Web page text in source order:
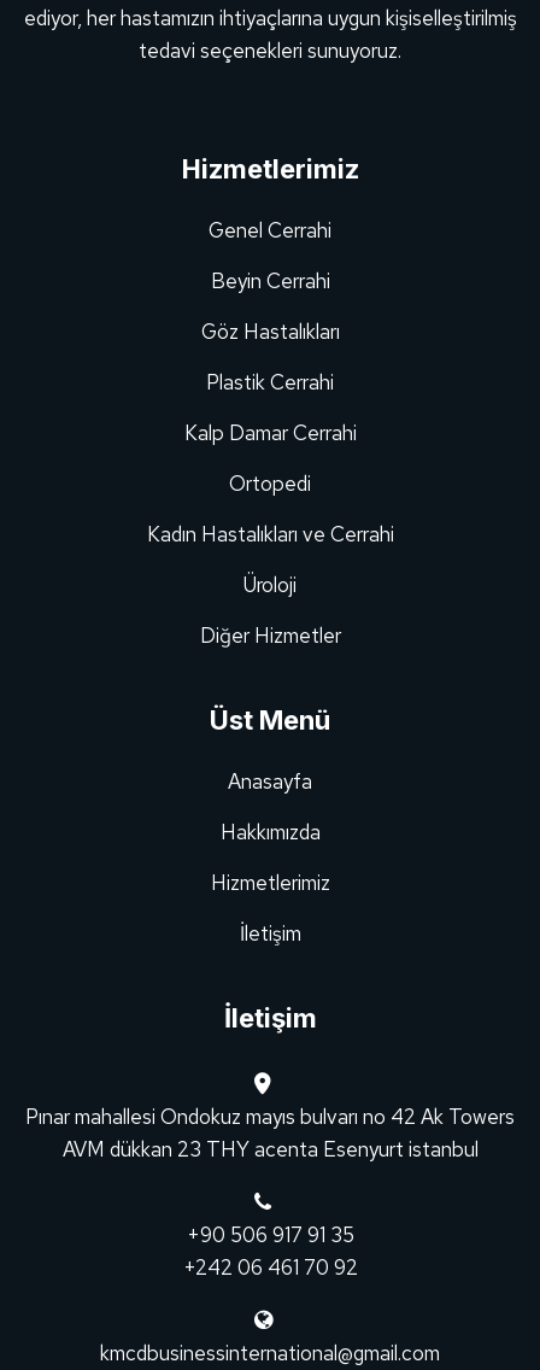
ediyor, her hastamızın ihtiyaçlarına uygun kişiselleştirilmiş
tedavi seçenekleri sunuyoruz.
Hizmetlerimiz
Genel Cerrahi
Beyin Cerrahi
Göz Hastalıkları
Plastik Cerrahi
Kalp Damar Cerrahi
Ortopedi
Kadın Hastalıkları ve Cerrahi
Üroloji
Diğer Hizmetler
Üst Menü
Anasayfa
Hakkımızda
Hizmetlerimiz
İletişim
İletişim
Pınar mahallesi Ondokuz mayıs bulvarı no 42 Ak Towers
AVM dükkan 23 THY acenta Esenyurt istanbul
+90 506 917 91 35
+242 06 461 70 92
kmcdbusinessinternational@gmail.com